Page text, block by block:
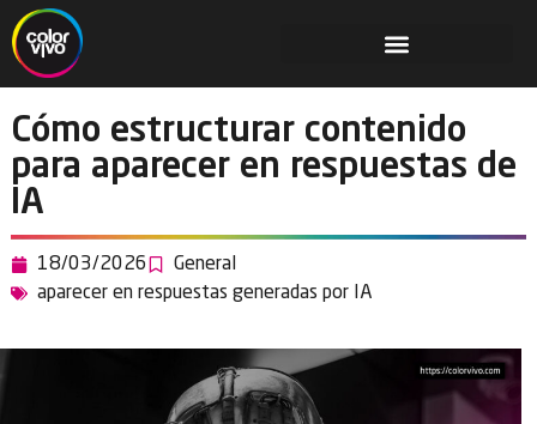
Cómo estructurar contenido
para aparecer en respuestas de
IA
18/03/2026
General
aparecer en respuestas generadas por IA